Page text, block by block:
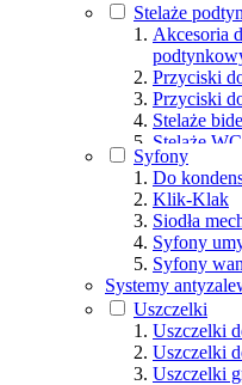
Stelaże
Akcesoria
Przyciski
Przyciski
Stelaże
Stelaże WC
Syfony
Do
Klik-Klak
Siodła
Syfony
Syfony
Systemy
Uszczelki
Uszczelki
Uszczelki
Uszczelki